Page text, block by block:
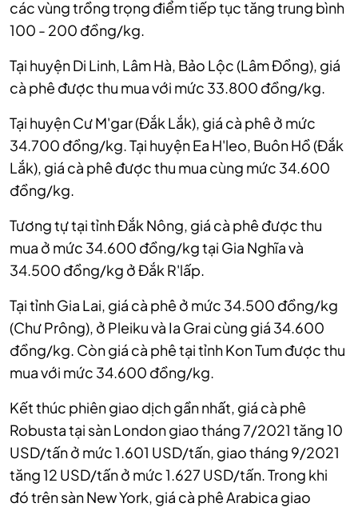
các vùng trồng trọng điểm tiếp tục tăng trung bình
100 - 200 đồng/kg.
Tại huyện Di Linh, Lâm Hà, Bảo Lộc (Lâm Đồng), giá
cà phê được thu mua với mức 33.800 đồng/kg.
Tại huyện Cư M'gar (Đắk Lắk), giá cà phê ở mức
34.700 đồng/kg. Tại huyện Ea H'leo, Buôn Hồ (Đắk
Lắk), giá cà phê được thu mua cùng mức 34.600
đồng/kg.
Tương tự tại tỉnh Đắk Nông, giá cà phê được thu
mua ở mức 34.600 đồng/kg tại Gia Nghĩa và
34.500 đồng/kg ở Đắk R'lấp.
Tại tỉnh Gia Lai, giá cà phê ở mức 34.500 đồng/kg
(Chư Prông), ở Pleiku và Ia Grai cùng giá 34.600
đồng/kg. Còn giá cà phê tại tỉnh Kon Tum được thu
mua với mức 34.600 đồng/kg.
Kết thúc phiên giao dịch gần nhất, giá cà phê
Robusta tại sàn London giao tháng 7/2021 tăng 10
USD/tấn ở mức 1.601 USD/tấn, giao tháng 9/2021
tăng 12 USD/tấn ở mức 1.627 USD/tấn. Trong khi
đó trên sàn New York, giá cà phê Arabica giao